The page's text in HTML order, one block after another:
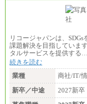
リコージャパンは、
課題解決を目指していま
タルサービスを提供する…
続きを読む
業種
商社/IT/
新卒／中途
2027新卒